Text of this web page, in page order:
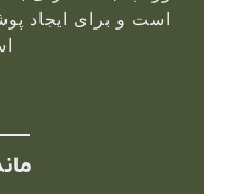
است و برای ایجاد